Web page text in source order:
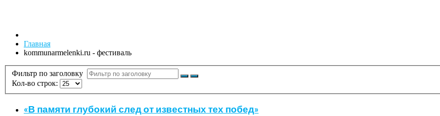
Главная
kommunarmelenki.ru - фестиваль
Фильтр по заголовку
Кол-во строк:
«В памяти глубокий след от известных тех побед»